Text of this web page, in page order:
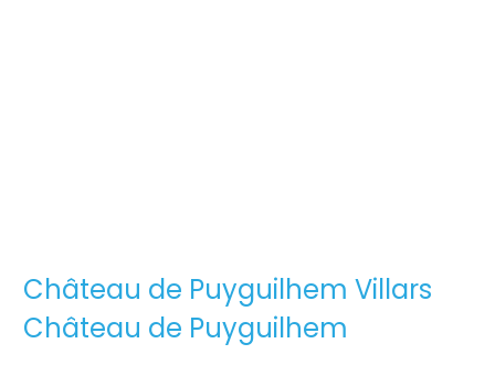
Château de Puyguilhem Villars
Château de Puyguilhem